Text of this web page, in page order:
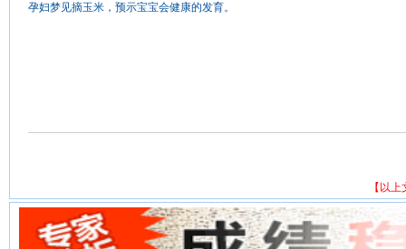
孕妇梦见摘玉米，预示宝宝会健康的发育。
【以